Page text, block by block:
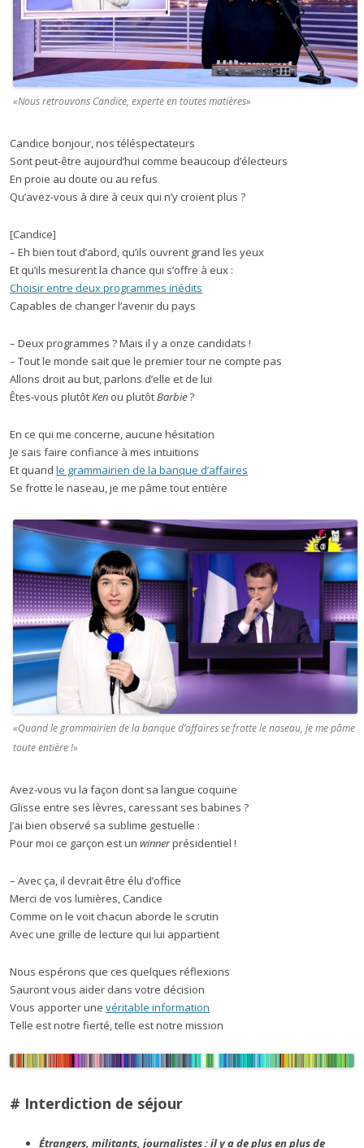
«Nous retrouvons Candice, experte en toutes matières»
Candice bonjour, nos téléspectateurs
Sont peut-être aujourd’hui comme beaucoup d’électeurs
En proie au doute ou au refus
Qu’avez-vous à dire à ceux qui n’y croient plus ?
[Candice]
– Eh bien tout d’abord, qu’ils ouvrent grand les yeux
Et qu’ils mesurent la chance qui s’offre à eux :
Choisir entre deux programmes inédits
Capables de changer l’avenir du pays
– Deux programmes ? Mais il y a onze candidats !
– Tout le monde sait que le premier tour ne compte pas
Allons droit au but, parlons d’elle et de lui
Êtes-vous plutôtKen ou plutôtBarbie?
En ce qui me concerne, aucune hésitation
Je sais faire confiance à mes intuitions
Et quand le grammairien de la banque d’affaires
Se frotte le naseau, je me pâme tout entière
«Quand le grammairien de la banque d’affaires se frotte le naseau, je me pâme
toute entière !»
Avez-vous vu la façon dont sa langue coquine
Glisse entre ses lèvres, caressant ses babines ?
J’ai bien observé sa sublime gestuelle :
Pour moi ce garçon est un winnerprésidentiel !
– Avec ça, il devrait être élu d’office
Merci de vos lumières, Candice
Comme on le voit chacun aborde le scrutin
Avec une grille de lecture qui lui appartient
Nous espérons que ces quelques réflexions
Sauront vous aider dans votre décision
Vous apporter une véritable information
Telle est notre fierté, telle est notre mission
# Interdiction de séjour
Étrangers, militants, journalistes : il y a de plus en plus de